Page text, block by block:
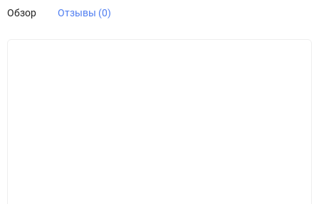
Обзор Отзывы (0)